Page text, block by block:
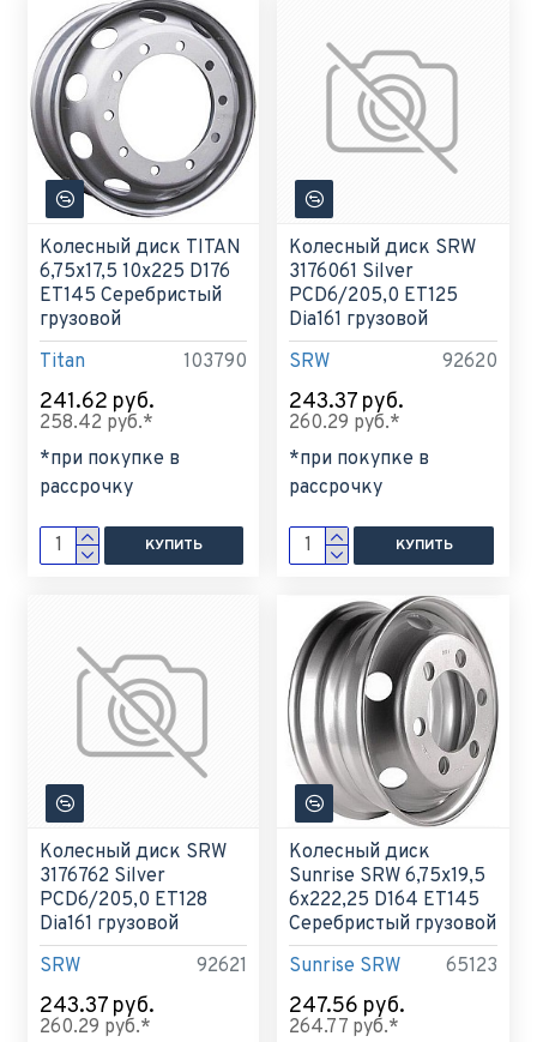
Titan 103790
Колесный диск TITAN
6,75x17,5 10x225 D176
ET145 Серебристый
грузовой
241.62 руб.
258.42 руб.*
*при покупке в
рассрочку
КУПИТЬ
SRW 92620
Колесный диск SRW
3176061 Silver
PCD6/205,0 ET125
Dia161 грузовой
243.37 руб.
260.29 руб.*
*при покупке в
рассрочку
КУПИТЬ
SRW 92621
Колесный диск SRW
3176762 Silver
PCD6/205,0 ET128
Dia161 грузовой
243.37 руб.
260.29 руб.*
Sunrise SRW 65123
Колесный диск
Sunrise SRW 6,75x19,5
6x222,25 D164 ET145
Серебристый грузовой
247.56 руб.
264.77 руб.*